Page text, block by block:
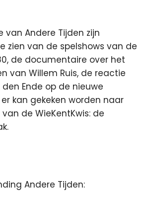
van Andere Tijden zijn
zien van de spelshows van de
de documentaire over het
van Willem Ruis, de reactie
Ende op de nieuwe
kan gekeken worden naar
de WieKentKwis: de
Andere Tijden: